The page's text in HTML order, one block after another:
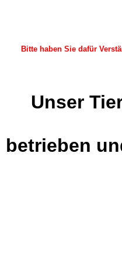
Bitte haben Sie dafür
Unser
betrieben